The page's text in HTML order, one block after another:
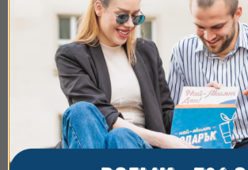
Съгласие Подробности
Ние използваме бисквитки.
бисквитки и подобни технологии, за
работата на уебсайта, да подобрим
изживяването ви, да анализираме
на сайта и да ви показваме
съдържание и реклами. Можете да
всички бисквитки, да откажете всички